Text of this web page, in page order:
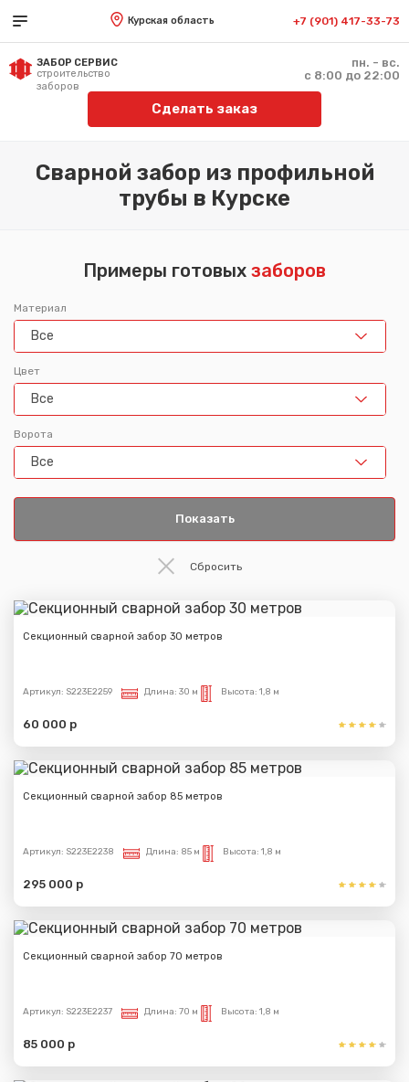
Курская область +7 (901) 417-33-73
ЗАБОР СЕРВИС
строительство
заборов
пн. - вс.
с 8:00 до 22:00
Сделать заказ
Сварной забор из профильной
трубы в Курске
Примеры готовых заборов
Материал
Все
Цвет
Все
Ворота
Все
Секционный сварной забор 30 метров
Артикул: S223E2259 Длина: 30 м Высота: 1,8 м
60 000 р
Секционный сварной забор 85 метров
Артикул: S223E2238 Длина: 85 м Высота: 1,8 м
295 000 р
Секционный сварной забор 70 метров
Артикул: S223E2237 Длина: 70 м Высота: 1,8 м
85 000 р